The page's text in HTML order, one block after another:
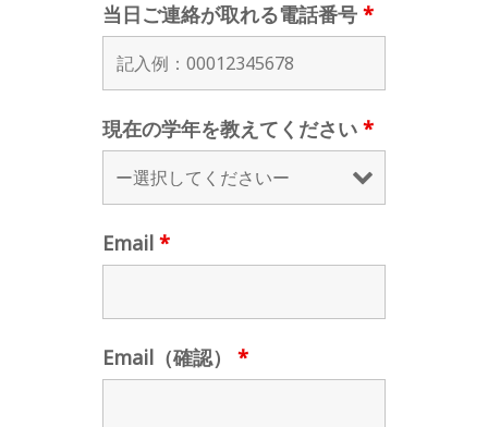
当日ご連絡が取れる電話番号 *
現在の学年を教えてください *
Email *
Email（確認） *